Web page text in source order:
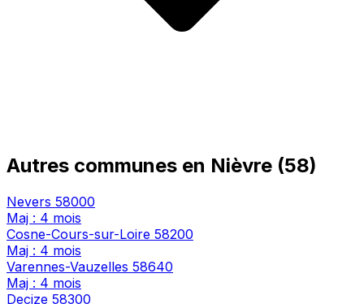
Autres communes en Nièvre (58)
Nevers 58000
Maj : 4 mois
Cosne-Cours-sur-Loire 58200
Maj : 4 mois
Varennes-Vauzelles 58640
Maj : 4 mois
Decize 58300